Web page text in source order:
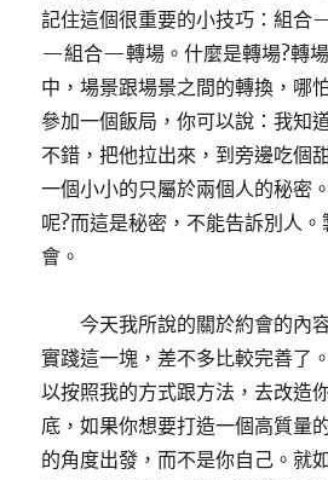
記住這個很重要的小技巧：組
—組合—轉場。什麼是轉場?轉
中，場景跟場景之間的轉換，哪
參加一個飯局，你可以說：我知
不錯，把他拉出來，到旁邊吃個
一個小小的只屬於兩個人的秘密
呢?而這是秘密，不能告訴別人
會。
今天我所說的關於約會的內
實踐這一塊，差不多比較完善了
以按照我的方式跟方法，去改造
底，如果你想要打造一個高質量
的角度出發，而不是你自己。就